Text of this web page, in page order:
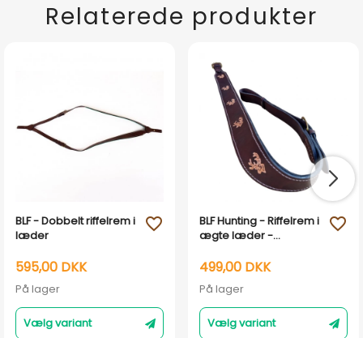
Relaterede produkter
BLF - Dobbelt riffelrem i
læder
595,00 DKK
På lager
Vælg variant
favorite_outline
BLF Hunting - Riffelrem i
ægte læder -
499,00 DKK
På lager
Vælg variant
favorite_outline